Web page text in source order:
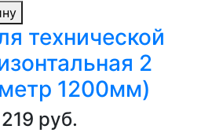
технической
2
1200мм)
руб.